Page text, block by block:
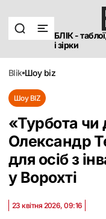
БЛІК -
і зірки
blik шоу biz
Шоу BIZ
«Турбота чи
Олександр
для осіб з
у Ворохті
23 квітня 2026, 09:16